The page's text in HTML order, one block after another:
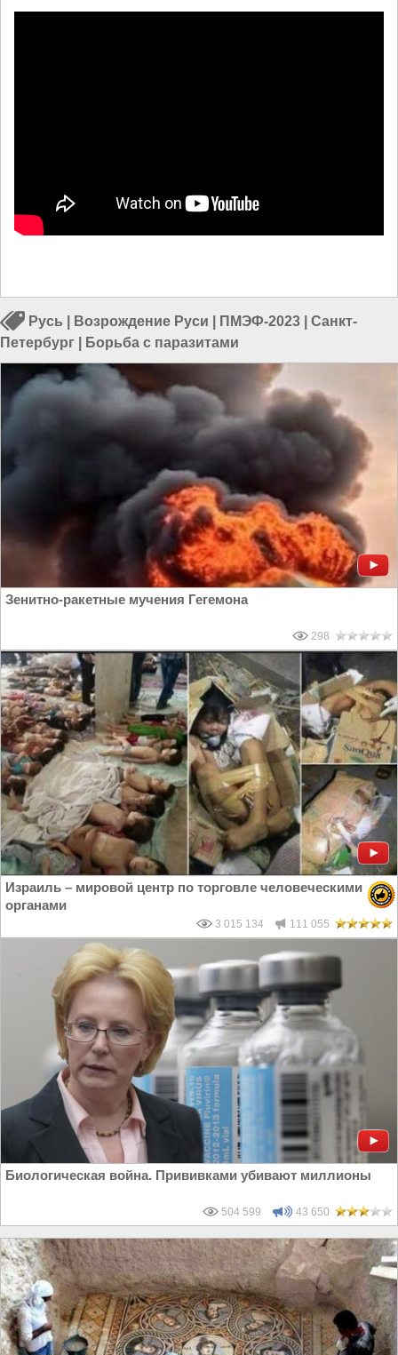
Русь Возрождение Руси ПМЭФ-2023
Санкт-
Петербург
Борьба с паразитами
Зенитно-ракетные мучения Гегемона
298
Израиль – мировой центр по торговле человеческими
органами
3 015 134 111 055
Биологическая война. Прививками убивают миллионы
504 599 43 650